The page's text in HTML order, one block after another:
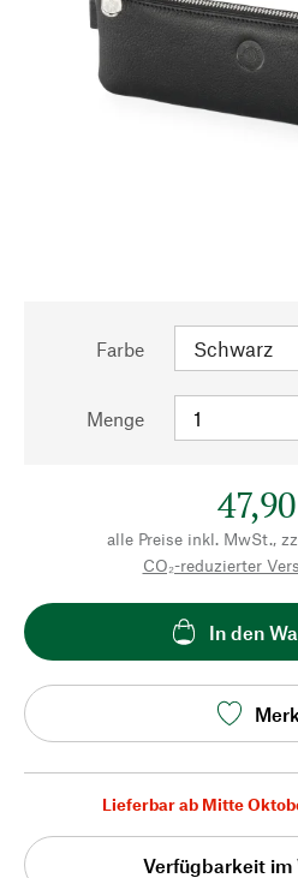
Farbe
Menge
alle Preise inkl. MwSt.,
CO₂-reduzierter
In den
Lieferbar ab Mitte
Verfügbarkeit im